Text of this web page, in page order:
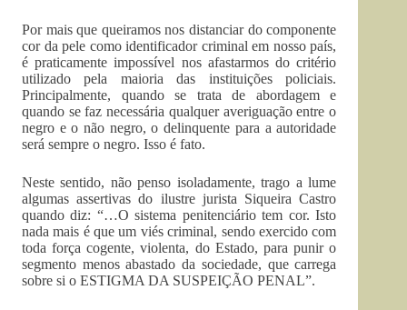
Por mais que queiramos nos distanciar do componente
cor da pele como identificador criminal em nosso país,
é praticamente impossível nos afastarmos do critério
utilizado pela maioria das instituições policiais.
Principalmente, quando se trata de abordagem e
quando se faz necessária qualquer averiguação entre o
negro e o não negro, o delinquente para a autoridade
será sempre o negro. Isso é fato.
Neste sentido, não penso isoladamente, trago a lume
algumas assertivas do ilustre jurista Siqueira Castro
quando diz: “…O sistema penitenciário tem cor. Isto
nada mais é que um viés criminal, sendo exercido com
toda força cogente, violenta, do Estado, para punir o
segmento menos abastado da sociedade, que carrega
sobre si o ESTIGMA DA SUSPEIÇÃO PENAL”.